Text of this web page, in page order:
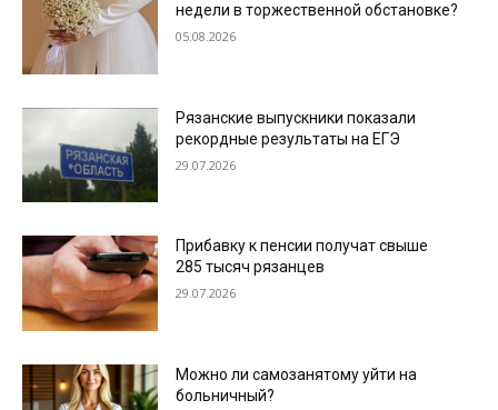
недели в торжественной обстановке?
05.08.2026
Рязанские выпускники показали
рекордные результаты на ЕГЭ
29.07.2026
Прибавку к пенсии получат свыше
285 тысяч рязанцев
29.07.2026
Можно ли самозанятому уйти на
больничный?